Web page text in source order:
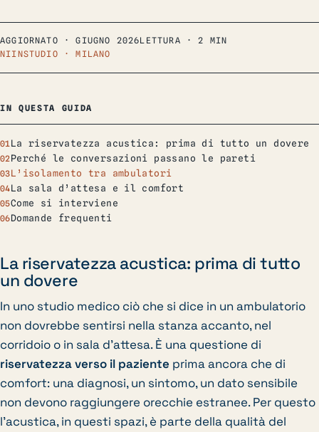
AGGIORNATO · GIUGNO 2026LETTURA · 2 MIN
NIINSTUDIO · MILANO
IN QUESTA GUIDA
La riservatezza acustica: prima di tutto un dovere
Perché le conversazioni passano le pareti
L’isolamento tra ambulatori
La sala d’attesa e il comfort
Come si interviene
Domande frequenti
La riservatezza acustica: prima di tutto
un dovere
In uno studio medico ciò che si dice in un ambulatorio
non dovrebbe sentirsi nella stanza accanto, nel
corridoio o in sala d’attesa. È una questione di
riservatezza verso il paziente prima ancora che di
comfort: una diagnosi, un sintomo, un dato sensibile
non devono raggiungere orecchie estranee. Per questo
l’acustica, in questi spazi, è parte della qualità del